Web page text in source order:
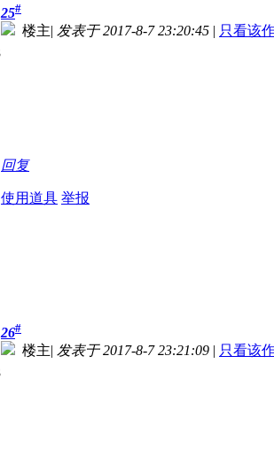
25#
楼主| 发表于 2017-8-7 23:20:45 | 只看该
回复
使用道具 举报
26#
楼主| 发表于 2017-8-7 23:21:09 | 只看该